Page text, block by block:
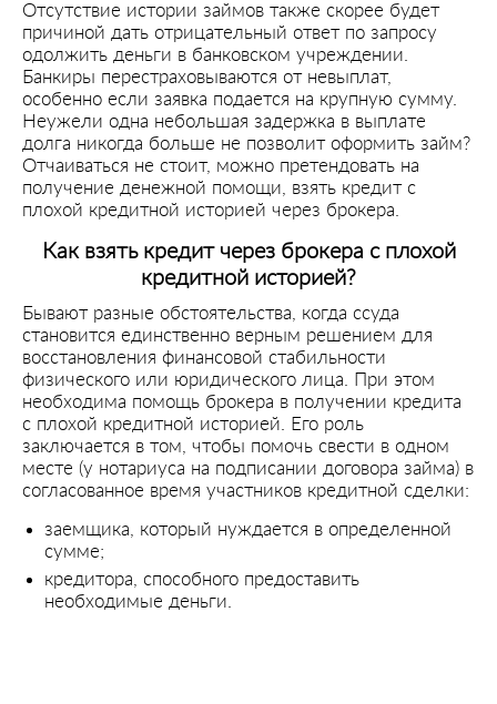
Отсутствие истории займов также скорее будет
причиной дать отрицательный ответ по запросу
одолжить деньги в банковском учреждении.
Банкиры перестраховываются от невыплат,
особенно если заявка подается на крупную сумму.
Неужели одна небольшая задержка в выплате
долга никогда больше не позволит оформить займ?
Отчаиваться не стоит, можно претендовать на
получение денежной помощи, взять кредит с
плохой кредитной историей через брокера.
Как взять кредит через брокера с плохой
кредитной историей?
Бывают разные обстоятельства, когда ссуда
становится единственно верным решением для
восстановления финансовой стабильности
физического или юридического лица. При этом
необходима помощь брокера в получении кредита
с плохой кредитной историей. Его роль
заключается в том, чтобы помочь свести в одном
месте (у нотариуса на подписании договора займа) в
согласованное время участников кредитной сделки:
заемщика, который нуждается в определенной
сумме;
кредитора, способного предоставить
необходимые деньги.